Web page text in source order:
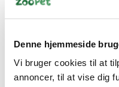
Denne hjemmeside
Vi bruger cookies til at
annoncer, til at vise dig
Spar 50%